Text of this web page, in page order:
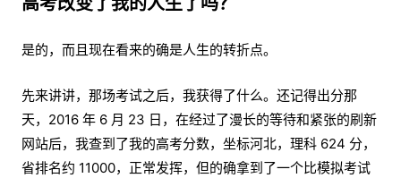
是的，而且现在看来的确是人生的转折点。
先来讲讲，那场考试之后，我获得了什么。还记得出分那
天，2016 年 6 月 23 日，在经过了漫长的等待和紧张的刷新
网站后，我查到了我的高考分数，坐标河北，理科 624 分，
省排名约 11000，正常发挥，但的确拿到了一个比模拟考试